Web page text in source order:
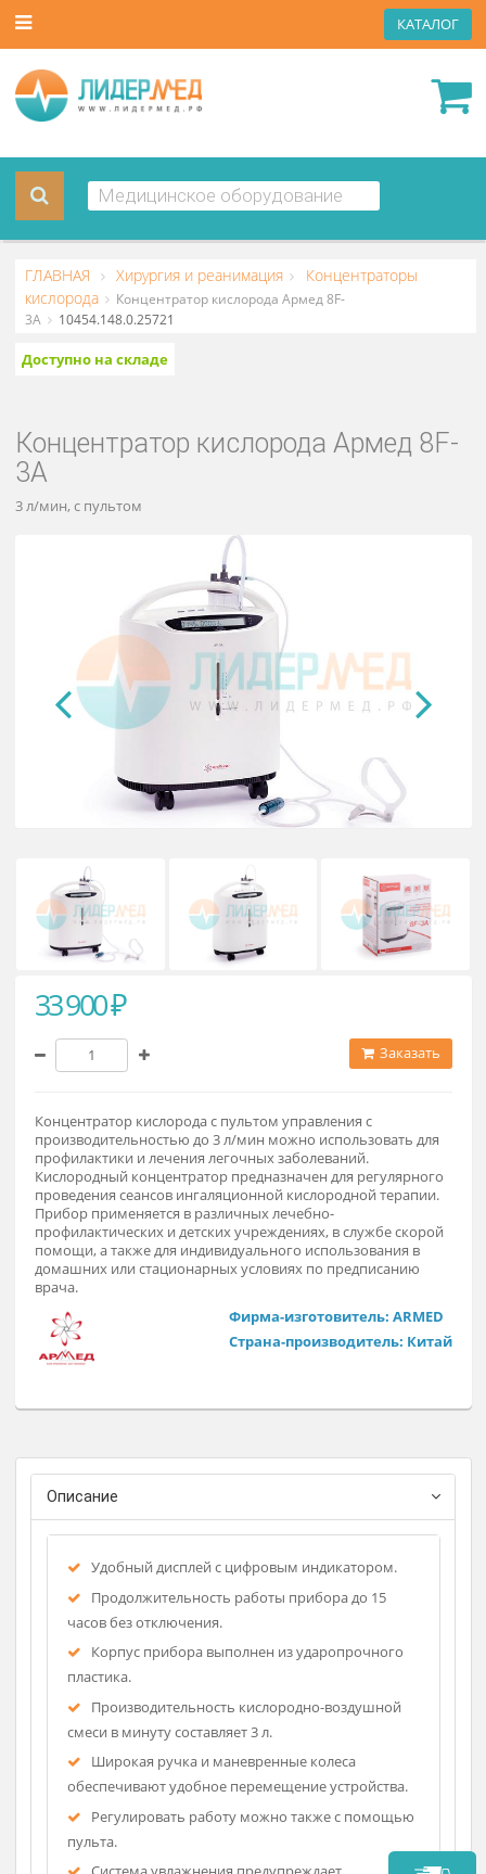
ГЛАВНАЯ Хирургия и реанимация
Концентраторы
кислорода
3A 10454.148.0.25721
Концентратор кислорода Армед
33 900 ₽
Концентратор кислорода с пультом управления с
производительностью до 3 л/мин можно использовать
профилактики и лечения легочных заболеваний.
Кислородный концентратор предназначен для
проведения сеансов ингаляционной кислородной
Прибор применяется в различных лечебно-
профилактических и детских учреждениях, в службе
домашних или стационарных условиях по предписанию
Фирма-изготовитель:
Страна-производитель:
Описание
Удобный дисплей с цифровым индикатором.
Продолжительность работы прибора до 15
Корпус прибора выполнен из ударопрочного
пластика.